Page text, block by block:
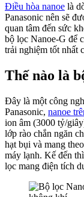
Điều hòa nanoe là
Panasonic nên sẽ
quan tâm đến sức
bộ lọc Nanoe-G để
trải nghiệm tốt nhất
Thế nào là
Đây là một công
Panasonic, nanoe
ion âm (3000 tỷ/
lớp rào chắn ngăn
hạt bụi và mang
máy lạnh. Kế đến
lọc mang điện tích